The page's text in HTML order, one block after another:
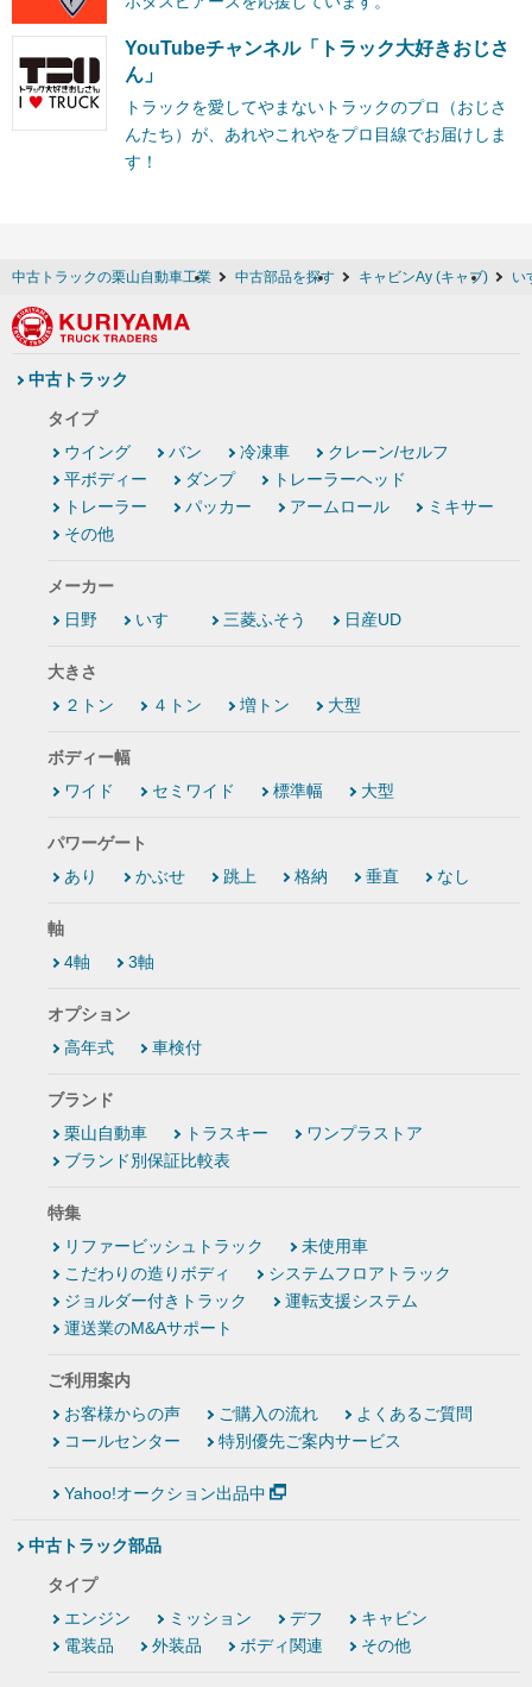
YouTubeチャンネル「トラック大好きおじさ
ん」
トラックを愛してやまないトラックのプロ（おじさ
んたち）が、あれやこれやをプロ目線でお届けしま
す！
中古トラックの栗山自動車工業 中古部品を探す キャビンAy (キャブ) い
中古トラック
タイプ
ウイング
バン 冷凍車
クレーン/セルフ
平ボディー
ダンプ
トレーラーヘッド
トレーラー
パッカー アームロール
ミキサー
その他
メーカー
日野
いすゞ 三菱ふそう 日産UD
大きさ
２トン
４トン 増トン 大型
ボディー幅
ワイド
セミワイド 標準幅 大型
パワーゲート
あり
かぶせ 跳上 格納 垂直 なし
軸
4軸
3軸
オプション
高年式
車検付
ブランド
栗山自動車
トラスキー
ワンプラストア
ブランド別保証比較表
特集
リファービッシュトラック
未使用車
こだわりの造りボディ
システムフロアトラック
ジョルダー付きトラック
運転支援システム
運送業のM&Aサポート
ご利用案内
お客様からの声
ご購入の流れ
よくあるご質問
コールセンター
特別優先ご案内サービス
Yahoo!オークション出品中
中古トラック部品
タイプ
エンジン
ミッション デフ
キャビン
電装品
外装品 ボディ関連 その他